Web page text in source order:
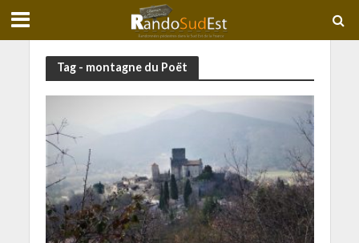
Tag - montagne du Poët